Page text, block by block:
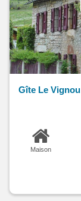
Gîte Le Vignou
Maison